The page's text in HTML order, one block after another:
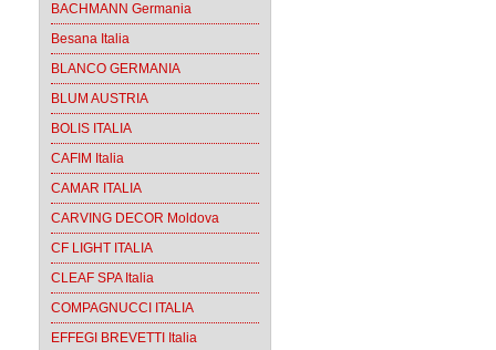
BACHMANN Germania
Besana Italia
BLANCO GERMANIA
BLUM AUSTRIA
BOLIS ITALIA
CAFIM Italia
CAMAR ITALIA
CARVING DECOR Moldova
CF LIGHT ITALIA
CLEAF SPA Italia
COMPAGNUCCI ITALIA
EFFEGI BREVETTI Italia